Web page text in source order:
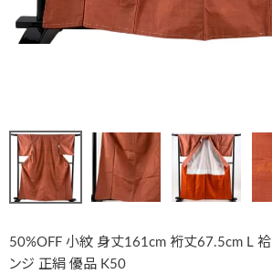
50%OFF 小紋 身丈161cm 裄丈67.5cm L
ンジ 正絹 優品 K50